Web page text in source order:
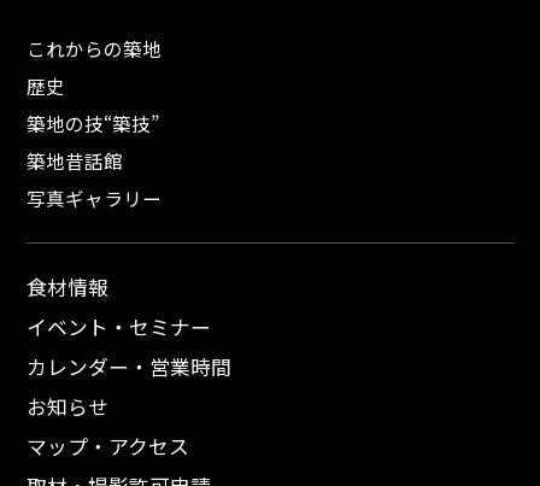
これからの築地
歴史
築地の技“築技”
築地昔話館
写真ギャラリー
食材情報
イベント・セミナー
カレンダー・営業時間
お知らせ
マップ・アクセス